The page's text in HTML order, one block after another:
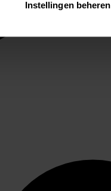
Instellingen beheren